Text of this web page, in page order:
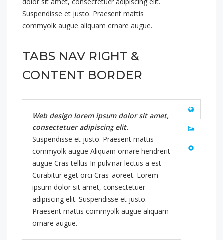
Suspendisse et justo. Praesent mattis
commyolk augue aliquam ornare augue.
TABS NAV RIGHT &
CONTENT BORDER
Web design lorem ipsum dolor sit amet,
consectetuer adipiscing elit.
Suspendisse et justo. Praesent mattis
commyolk augue Aliquam ornare hendrerit
augue Cras tellus In pulvinar lectus a est
Curabitur eget orci Cras laoreet. Lorem
ipsum dolor sit amet, consectetuer
adipiscing elit. Suspendisse et justo.
Praesent mattis commyolk augue aliquam
ornare augue.